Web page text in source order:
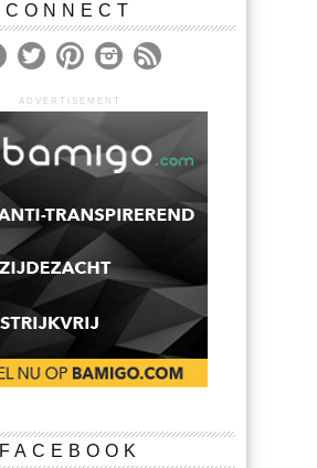
CONNECT
ADVERTISEMENT
FACEBOOK